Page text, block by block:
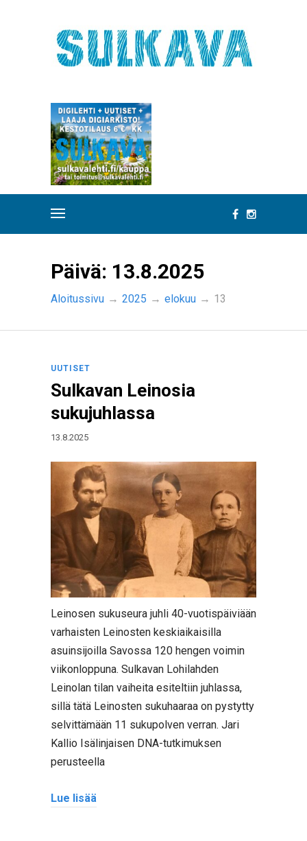
Päivä: 13.8.2025
Aloitussivu → 2025 → elokuu → 13
UUTISET
Sulkavan Leinosia
sukujuhlassa
13.8.2025
Leinosen sukuseura juhli 40-vuotispäiviään
varhaisten Leinosten keskiaikaisilla
asuinsijoilla Savossa 120 hengen voimin
viikonloppuna. Sulkavan Lohilahden
Leinolan tilan vaiheita esiteltiin juhlassa,
sillä tätä Leinosten sukuhaaraa on pystytty
selvittämään 11 sukupolven verran. Jari
Kallio Isälinjaisen DNA-tutkimuksen
perusteella
Lue lisää